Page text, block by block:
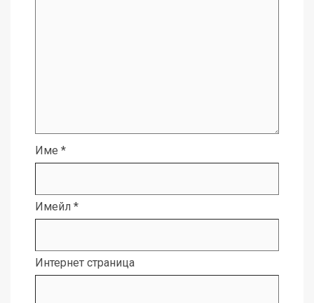
Име *
Имейл *
Интернет страница